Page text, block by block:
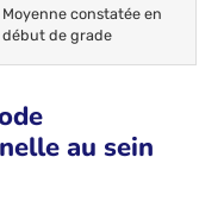
Moyenne constatée en
début de grade
au sein